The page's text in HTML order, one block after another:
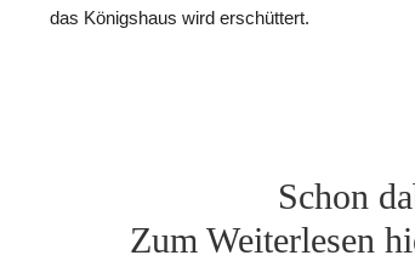
das Königshaus wird erschüttert.
Schon
Zum Weiterlesen